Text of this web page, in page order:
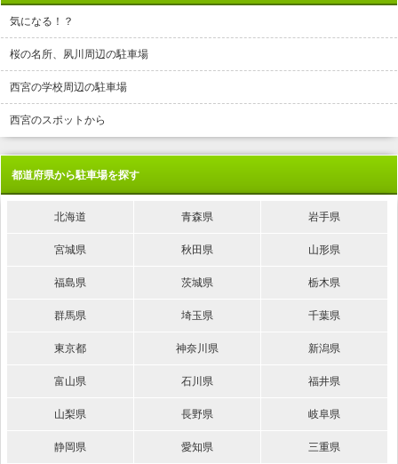
気になる！？
桜の名所、夙川周辺の駐車場
西宮の学校周辺の駐車場
西宮のスポットから
都道府県から駐車場を探す
北海道 青森県 岩手県
宮城県 秋田県 山形県
福島県 茨城県 栃木県
群馬県 埼玉県 千葉県
東京都 神奈川県 新潟県
富山県 石川県 福井県
山梨県 長野県 岐阜県
静岡県 愛知県 三重県